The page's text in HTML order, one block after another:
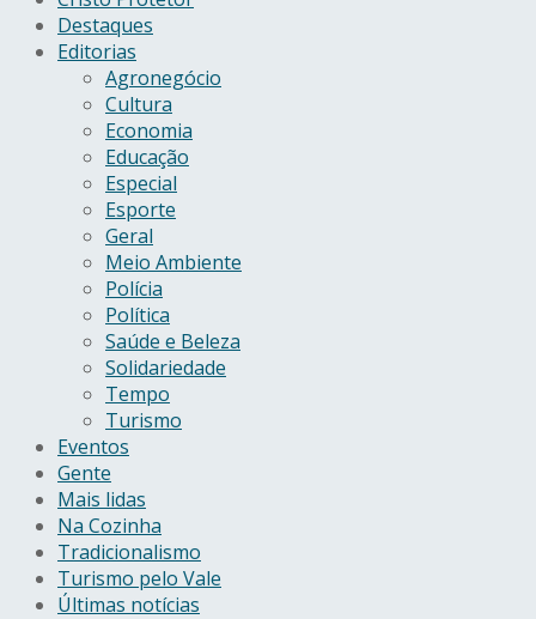
Destaques
Editorias
Agronegócio
Cultura
Economia
Educação
Especial
Esporte
Geral
Meio Ambiente
Polícia
Política
Saúde e Beleza
Solidariedade
Tempo
Turismo
Eventos
Gente
Mais lidas
Na Cozinha
Tradicionalismo
Turismo pelo Vale
Últimas notícias